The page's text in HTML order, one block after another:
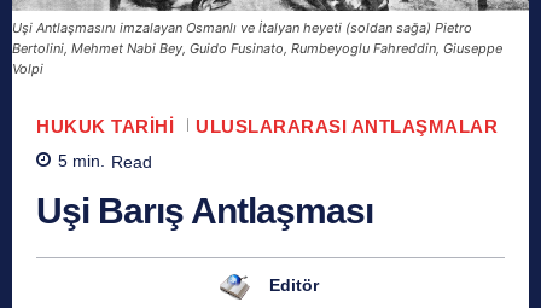
Uşi Antlaşmasını imzalayan Osmanlı ve İtalyan heyeti (soldan sağa) Pietro
Bertolini, Mehmet Nabi Bey, Guido Fusinato, Rumbeyoglu Fahreddin, Giuseppe
Volpi
HUKUK TARIHI ULUSLARARASI ANTLAŞMALAR
5 min. Read
Uşi Barış Antlaşması
Editör